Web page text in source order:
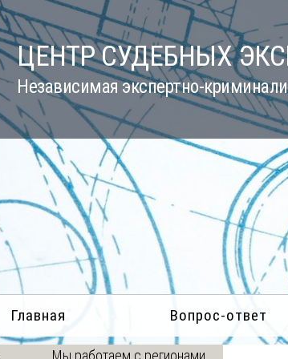
ЦЕНТР СУДЕБНЫХ
Независимая экспертно-
Главная Вопрос-ответ
Мы работаем с регионами